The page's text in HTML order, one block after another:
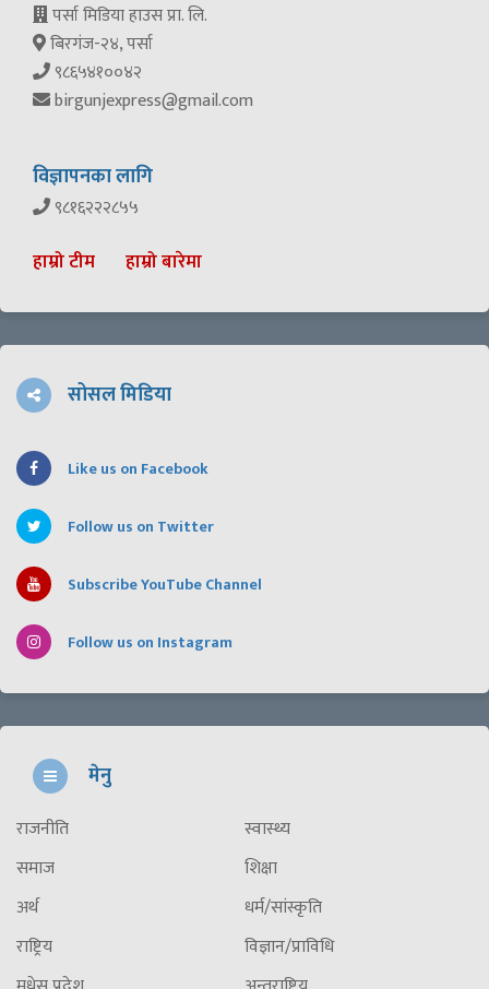
पर्सा मिडिया हाउस प्रा. लि.
बिरगंज-२४, पर्सा
९८६५४१००४२
birgunjexpress@gmail.com
विज्ञापनका लागि
९८१६२२२८५५
हाम्रो टीम हाम्रो बारेमा
सोसल मिडिया
Like us on Facebook
Follow us on Twitter
Subscribe YouTube Channel
Follow us on Instagram
मेनु
राजनीति
समाज
अर्थ
राष्ट्रिय
स्वास्थ्य
शिक्षा
धर्म/सांस्कृति
विज्ञान/प्राविधि